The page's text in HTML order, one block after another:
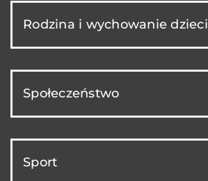
Rodzina i wychowanie dzieci
Społeczeństwo
Sport